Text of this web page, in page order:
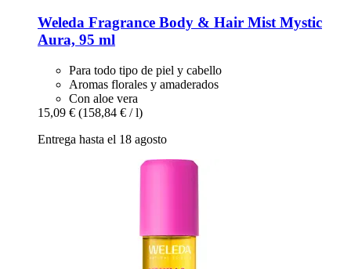
Weleda Fragrance Body & Hair Mist Mystic
Aura, 95 ml
Para todo tipo de piel y cabello
Aromas florales y amaderados
Con aloe vera
15,09 € (158,84 € / l)
Entrega hasta el 18 agosto